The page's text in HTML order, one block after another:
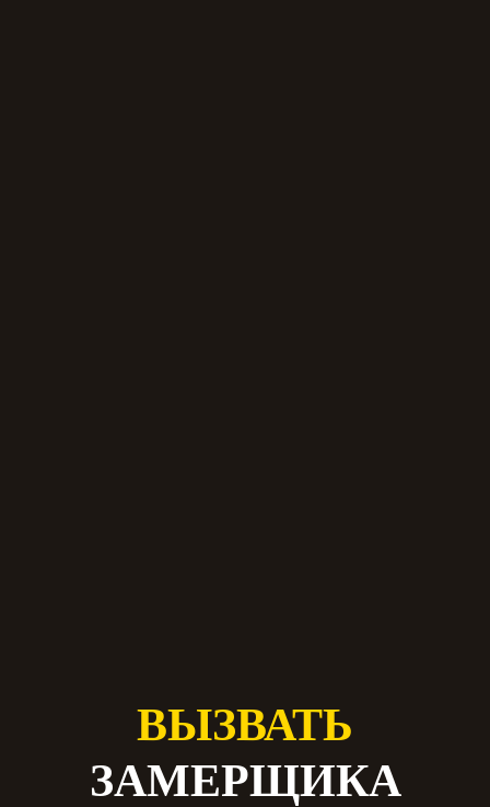
ВЫЗВАТЬ
ЗАМЕРЩИКА